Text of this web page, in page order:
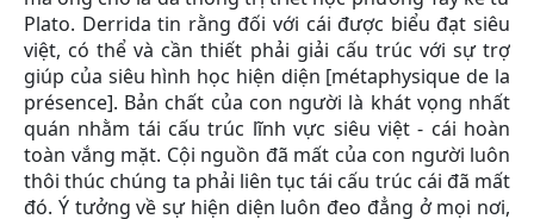
Plato. Derrida tin rằng đối với cái được biểu đạt siêu
việt, có thể và cần thiết phải giải cấu trúc với sự trợ
giúp của siêu hình học hiện diện [métaphysique de la
présence]. Bản chất của con người là khát vọng nhất
quán nhằm tái cấu trúc lĩnh vực siêu việt - cái hoàn
toàn vắng mặt. Cội nguồn đã mất của con người luôn
thôi thúc chúng ta phải liên tục tái cấu trúc cái đã mất
đó. Ý tưởng về sự hiện diện luôn đeo đẳng ở mọi nơi,